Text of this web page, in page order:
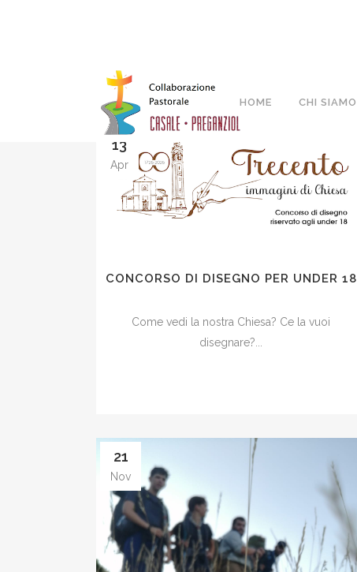
HOME CHI SIAMO
13
Apr
CONCORSO DI DISEGNO PER UNDER 18
Come vedi la nostra Chiesa? Ce la vuoi
disegnare?...
21
Nov